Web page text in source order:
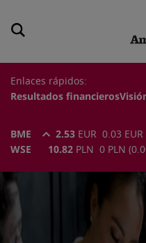
Enlaces rápidos:
Resultados financieros
BME 2.53 EUR 0.03 EUR
WSE
10.82 PLN 0 PLN (